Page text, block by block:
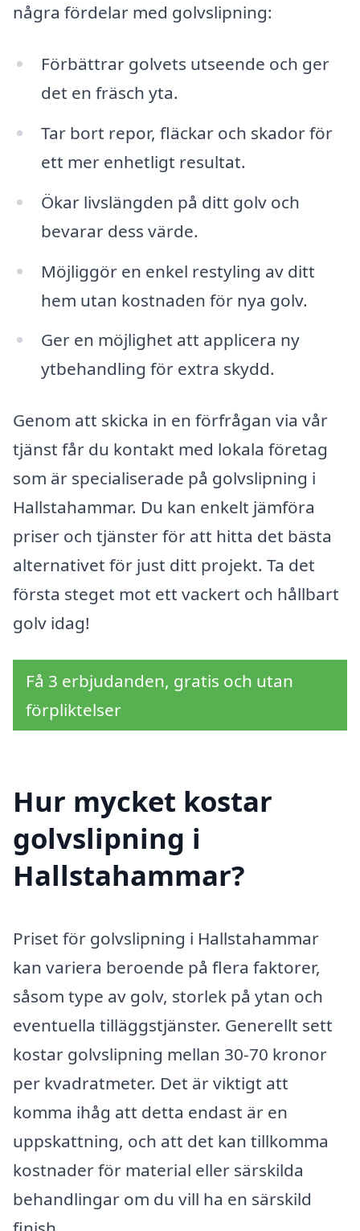
några fördelar med golvslipning:
Förbättrar golvets utseende och ger
det en fräsch yta.
Tar bort repor, fläckar och skador för
ett mer enhetligt resultat.
Ökar livslängden på ditt golv och
bevarar dess värde.
Möjliggör en enkel restyling av ditt
hem utan kostnaden för nya golv.
Ger en möjlighet att applicera ny
ytbehandling för extra skydd.
Genom att skicka in en förfrågan via vår
tjänst får du kontakt med lokala företag
som är specialiserade på golvslipning i
Hallstahammar. Du kan enkelt jämföra
priser och tjänster för att hitta det bästa
alternativet för just ditt projekt. Ta det
första steget mot ett vackert och hållbart
golv idag!
Få 3 erbjudanden, gratis och utan
förpliktelser
Hur mycket kostar
golvslipning i
Hallstahammar?
Priset för golvslipning i Hallstahammar
kan variera beroende på flera faktorer,
såsom type av golv, storlek på ytan och
eventuella tilläggstjänster. Generellt sett
kostar golvslipning mellan 30-70 kronor
per kvadratmeter. Det är viktigt att
komma ihåg att detta endast är en
uppskattning, och att det kan tillkomma
kostnader för material eller särskilda
behandlingar om du vill ha en särskild